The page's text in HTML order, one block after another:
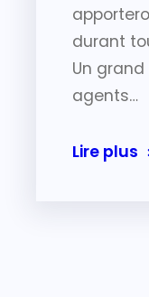
durant
Un
agents…
Lire plus